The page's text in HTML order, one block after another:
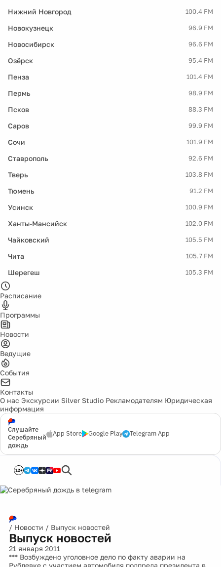
Нижний Новгород 100.4 FM
Новокузнецк 96.9 FM
Новосибирск 96.6 FM
Озёрск 95.4 FM
Пенза 101.4 FM
Пермь 98.9 FM
Псков 88.3 FM
Саров 99.9 FM
Сочи 101.9 FM
Ставрополь 92.6 FM
Тверь 103.8 FM
Тюмень 91.2 FM
Усинск 100.9 FM
Ханты-Мансийск 102.0 FM
Чайковский 105.5 FM
Чита 105.7 FM
Шерегеш 105.3 FM
Расписание
Программы
Новости
Ведущие
События
Контакты
О нас Экскурсии Silver Studio Рекламодателям Юридическая
информация
Слушайте
Серебряный
дождь
App Store Google Play Telegram App
12+
/ Новости / Выпуск новостей
Выпуск новостей
21 января 2011
*** Возбуждено уголовное дело по факту аварии на